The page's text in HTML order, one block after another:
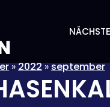
»2022»september